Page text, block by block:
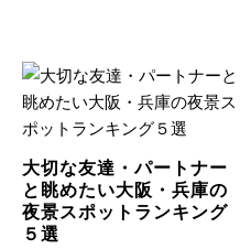
大切な友達・パートナー
と眺めたい大阪・兵庫の
夜景スポットランキング
５選